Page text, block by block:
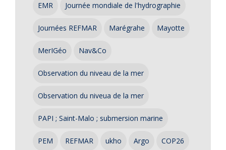
EMR Journée mondiale de l'hydrographie
Journées REFMAR Marégrahe Mayotte
MerIGéo Nav&Co
Observation du niveau de la mer
Observation du niveua de la mer
PAPI ; Saint-Malo ; submersion marine
PEM REFMAR ukho Argo COP26